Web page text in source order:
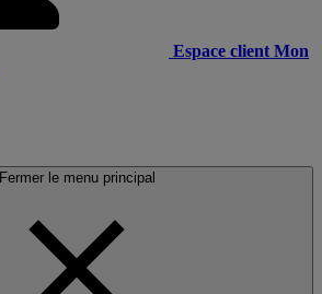
Espace client Mon
Fermer le menu principal